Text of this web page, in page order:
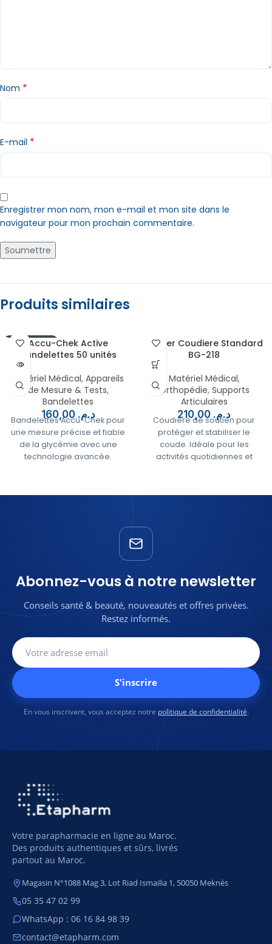
Nom *
E-mail *
Enregistrer mon nom, mon e-mail et mon site dans le
navigateur pour mon prochain commentaire.
Produits similaires
EN RUPTURE
Accu-Chek Active
Bandelettes 50 unités
Matériel Médical, Appareils
de Mesure & Tests,
Bandelettes
د.م. 160,00
Bandelettes Accu-Chek pour
une mesure précise et fiable
de la glycémie avec une
technologie avancée.
partout au Maroc
💬
Une question sur ce
produit ?
Contactez-
nous sur WhatsApp
Berger Coudiere Standard
BG-218
Matériel Médical,
Orthopédie, Supports
Articulaires
د.م.
Coudière de soutien pour
protéger et stabiliser le
coude. Idéale pour les
activités quotidiennes et
✅Paiement à la livraison,
authentiques et originaux
💬Une
question sur
ce produit ?
Contactez-
nous sur
WhatsApp
Abonnez-vous à notre newsletter
Conseils santé & beauté, nouveautés et offres privées.
Restez informés.
S'inscrire
En vous inscrivant, vous acceptez notre politique de confidentialité.
Votre parapharmacie en ligne au Maroc.
Des produits authentiques et sûrs, livrés
partout au Maroc.
Magasin N°1088 Mag 3, Lot Riad Ismailia 1, 50050 Meknès
05 35 47 02 99
WhatsApp : 06 16 84 98 39
contact@etapharm.com